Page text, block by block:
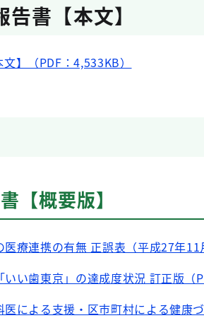
書【本文】
】（PDF：4,533KB）
【概要版】
療連携の有無 正誤表（平成27年11
い歯東京」の達成度状況 訂正版（
による支援・区市町村による健康